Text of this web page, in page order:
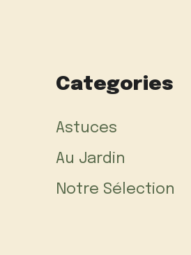
Categories
Astuces
Au Jardin
Notre Sélection